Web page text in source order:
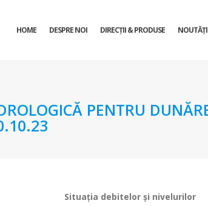
HOME DESPRE NOI DIRECŢII & PRODUSE NOUTĂȚI
PENTRU
Situaţia debitelor şi nivelurilor